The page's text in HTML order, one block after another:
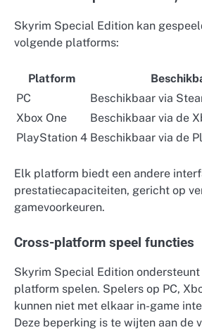
Skyrim Special Edition kan
volgende platforms:
Platform
PC
Beschikbaar via
Xbox One
Beschikbaar via de
PlayStation 4 Beschikbaar via de
Elk platform biedt een andere
prestatiecapaciteiten, gericht op
gamevoorkeuren.
Cross-platform speel functies
Skyrim Special Edition
platform spelen. Spelers op PC,
kunnen niet met elkaar in-game
Deze beperking is te wijten aan de